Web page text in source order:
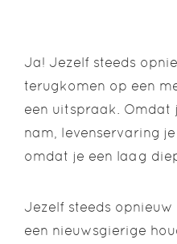
Ja! Jezelf steeds
terugkomen op een
een uitspraak. Omdat
nam, levenservaring
omdat je een laag
Jezelf steeds
een nieuwsgierige